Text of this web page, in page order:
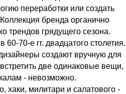
переработки или создать
бренда органично
трендов грядущего сезона.
70-е гг. двадцатого столетия.
создают вручную для
две одинаковые вещи,
- невозможно.
хаки, милитари и салатового -